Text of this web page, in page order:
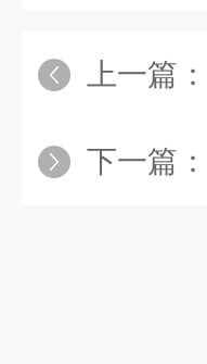
上一篇：
下一篇：